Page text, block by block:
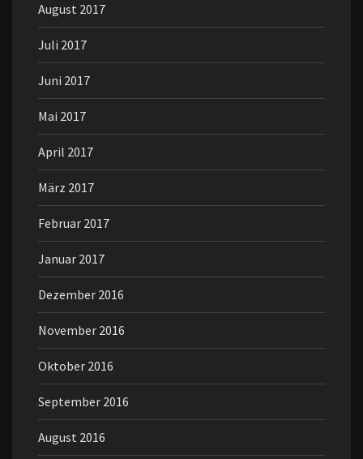
August 2017
Juli 2017
Juni 2017
Mai 2017
April 2017
März 2017
Februar 2017
Januar 2017
Dezember 2016
November 2016
Oktober 2016
September 2016
August 2016